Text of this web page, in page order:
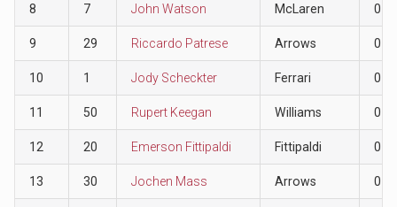
8 7 John Watson McLaren 0
9 29 Riccardo Patrese Arrows 0
10 1 Jody Scheckter Ferrari 0
11 50 Rupert Keegan Williams 0
12 20 Emerson Fittipaldi Fittipaldi 0
13 30 Jochen Mass Arrows 0